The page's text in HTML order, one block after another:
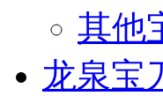
其他
龙泉宝